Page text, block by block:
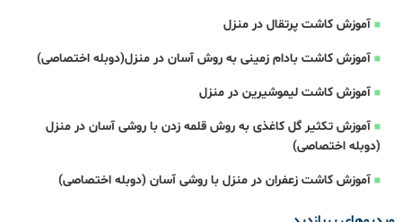
آموزش کاشت پرتقال در منزل
آموزش کاشت بادام زمینی به روش آسان در منزل(دوبله اختصاصی)
آموزش کاشت لیموشیرین در منزل
آموزش تکثیر گل کاغذی به روش قلمه زدن با روشی آسان در منزل
(دوبله اختصاصی)
آموزش کاشت زعفران در منزل با روشی آسان (دوبله اختصاصی)